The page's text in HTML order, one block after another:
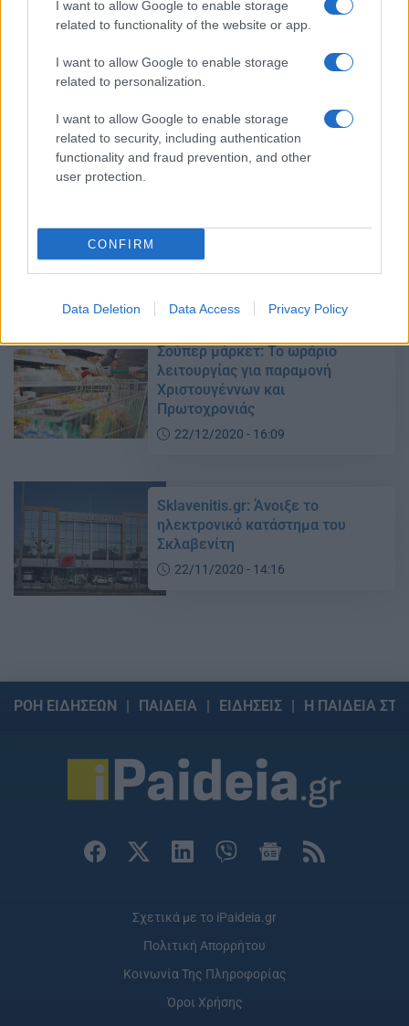
I want to allow Google to enable storage
related to functionality of the website or app.
I want to allow Google to enable storage
related to personalization.
I want to allow Google to enable storage
related to security, including authentication
functionality and fraud prevention, and other
user protection.
CONFIRM
Data Deletion Data Access Privacy Policy
24/11/2022 - 10:45
Γιατί την περίοδο της πανδημίας
21/02/2021 - 10:31
Προβληματίζει το άνοιγμα
σχολείων
Σούπερ μάρκετ: Το ωράριο
λειτουργίας για παραμονή
Χριστουγέννων και
Πρωτοχρονιάς
22/12/2020 - 16:09
Sklavenitis.gr: Άνοιξε το
ηλεκτρονικό κατάστημα του
Σκλαβενίτη
22/11/2020 - 14:16
ΡΟΗ ΕΙΔΗΣΕΩΝ ΠΑΙΔΕΙΑ ΕΙΔΗΣΕΙΣ Η ΠΑΙΔΕΙΑ
Σχετικά με το iPaideia.gr
Πολιτική Απορρήτου
Κοινωνία Της Πληροφορίας
Όροι Χρήσης